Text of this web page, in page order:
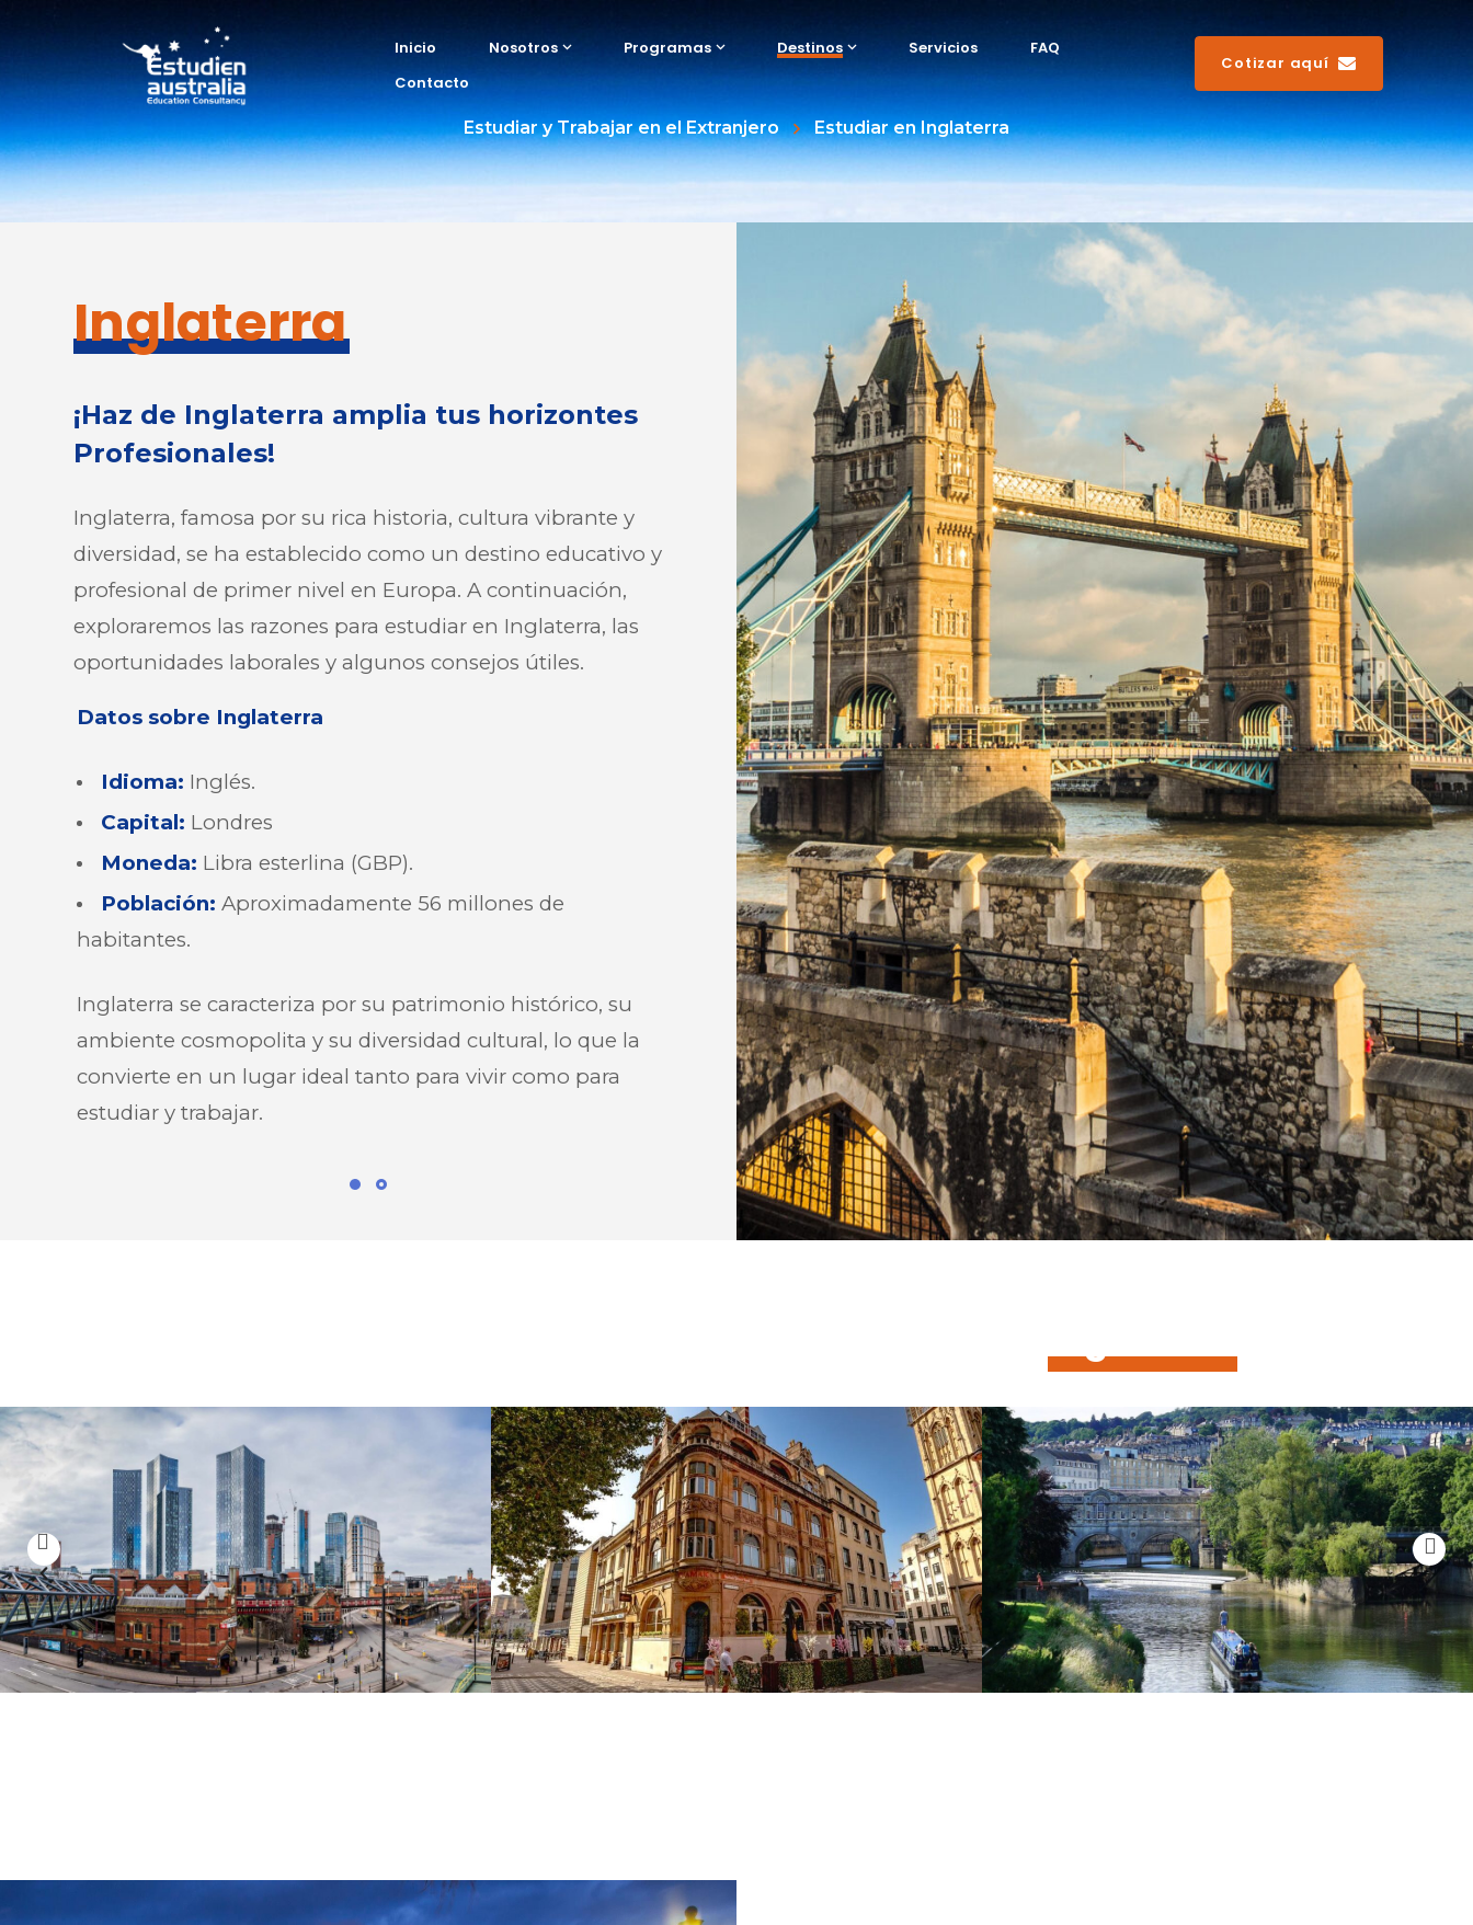
Inicio Nosotros Programas Destinos Servicios
FAQ
Contacto
Cotizar aquí
Estudiar y Trabajar en el Extranjero Estudiar en Inglaterra
Inglaterra
¡Haz de Inglaterra amplia tus horizontes
Profesionales!
Inglaterra, famosa por su rica historia, cultura vibrante y
diversidad, se ha establecido como un destino educativo y
profesional de primer nivel en Europa. A continuación,
exploraremos las razones para estudiar en Inglaterra, las
oportunidades laborales y algunos consejos útiles.
Datos sobre Inglaterra
Idioma: Inglés.
Capital: Londres
Moneda: Libra esterlina (GBP).
Población: Aproximadamente 56 millones de
habitantes.
Inglaterra se caracteriza por su patrimonio histórico, su
ambiente cosmopolita y su diversidad cultural, lo que la
convierte en un lugar ideal tanto para vivir como para
estudiar y trabajar.
Manchester
Ciudad vibrante con una rica escena musical y
cultural.
Bristol
Conocida por su creatividad y su vibrante puerto.
Bath
Famosa por sus baños romanos y arquitectura
georgiana.